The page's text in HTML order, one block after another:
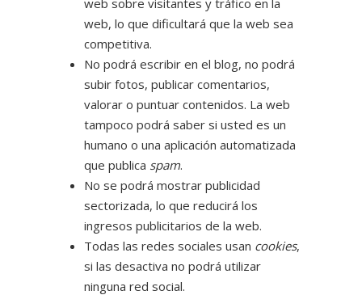
web sobre visitantes y tráfico en la
web, lo que dificultará que la web sea
competitiva.
No podrá escribir en el blog, no podrá
subir fotos, publicar comentarios,
valorar o puntuar contenidos. La web
tampoco podrá saber si usted es un
humano o una aplicación automatizada
que publica spam.
No se podrá mostrar publicidad
sectorizada, lo que reducirá los
ingresos publicitarios de la web.
Todas las redes sociales usan cookies,
si las desactiva no podrá utilizar
ninguna red social.